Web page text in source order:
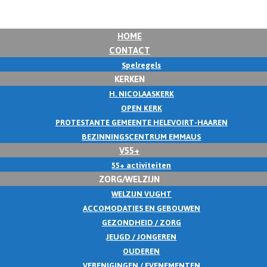
HOME
CONTACT
Spelregels
KERKEN
H. NICOLAASKERK
OPEN KERK
PROTESTANTE GEMEENTE HELEVOIRT-HAAREN
BEZINNINGSCENTRUM EMMAUS
V55+
55+ activiteiten
ZORG/WELZIJN
WELZIJN VUGHT
ACCOMODATIES EN GEBOUWEN
GEZONDHEID / ZORG
JEUGD / JONGEREN
OUDEREN